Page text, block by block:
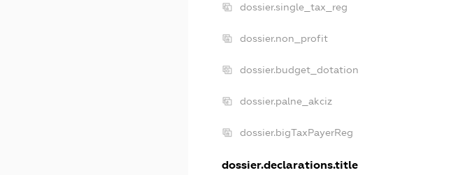
dossier.single_tax_reg
dossier.non_profit
dossier.budget_dotation
dossier.palne_akciz
dossier.bigTaxPayerReg
dossier.declarations.title